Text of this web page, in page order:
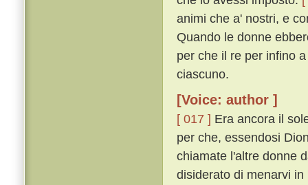
animi che a' nostri, e
Quando le donne
per che il re per infino
ciascuno.
[Voice: author ]
[ 017 ] Era ancora il
per che, essendosi
chiamate l'altre donne
disiderato di menarvi